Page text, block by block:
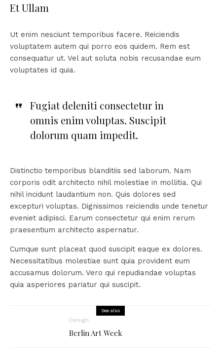
Et Ullam
Ut enim nesciunt temporibus facere. Reiciendis
voluptatem autem qui porro eos quidem. Rem est
consequatur ut. Vel aut soluta nobis recusandae eum
voluptates id quia.
Fugiat deleniti consectetur in
omnis enim voluptas. Suscipit
dolorum quam impedit.
Distinctio temporibus blanditiis sed laborum. Nam
corporis odit architecto nihil molestiae in mollitia. Qui
nihil incidunt laudantium non. Quis dolores sed
excepturi voluptas. Dignissimos reiciendis unde tenetur
eveniet adipisci. Earum consectetur qui enim rerum
praesentium architecto aspernatur.
Cumque sunt placeat quod suscipit eaque ex dolores.
Necessitatibus molestiae sunt quia provident eum
accusamus dolorum. Vero qui repudiandae voluptas
quia asperiores pariatur qui suscipit.
See also
Design
Berlin Art Week